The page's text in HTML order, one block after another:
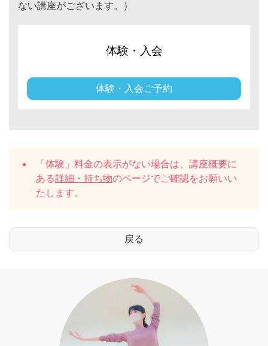
ない講座がございます。）
体験・入会
体験・入会ご予約
「体験」料金の表示がない場合は、講座概要に
ある詳細・持ち物のページでご確認をお願いい
たします。